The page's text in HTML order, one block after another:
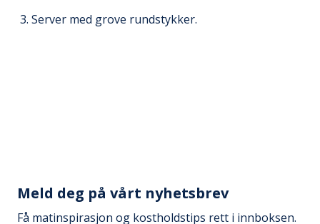
Server med grove rundstykker.
Meld deg på vårt nyhetsbrev
Få matinspirasjon og kostholdstips rett i innboksen.